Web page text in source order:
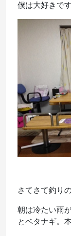
僕は大好きです
さてさて釣り
朝は冷たい雨
とベタナギ。